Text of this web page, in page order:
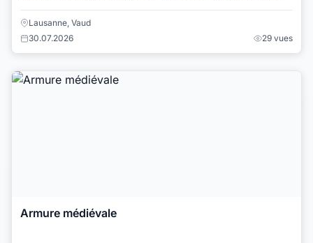
Lausanne, Vaud
30.07.2026
29 vues
Armure médiévale